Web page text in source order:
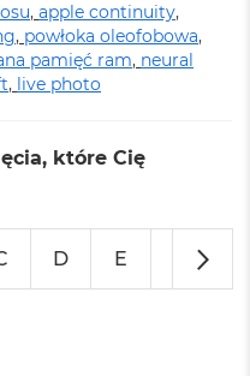
, apple continuity,
, powłoka oleofobowa,
pamięć ram, neural
, live photo
które Cię
D E